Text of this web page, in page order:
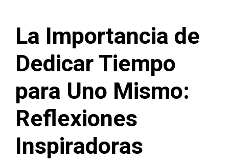
La Importancia de
Dedicar Tiempo
para Uno Mismo:
Reflexiones
Inspiradoras